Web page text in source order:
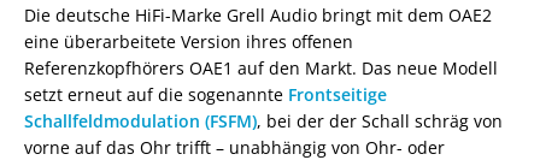
Die deutsche HiFi-Marke Grell Audio bringt mit dem OAE2
eine überarbeitete Version ihres offenen
Referenzkopfhörers OAE1 auf den Markt. Das neue Modell
setzt erneut auf die sogenannte Frontseitige
Schallfeldmodulation (FSFM), bei der der Schall schräg von
vorne auf das Ohr trifft – unabhängig von Ohr- oder